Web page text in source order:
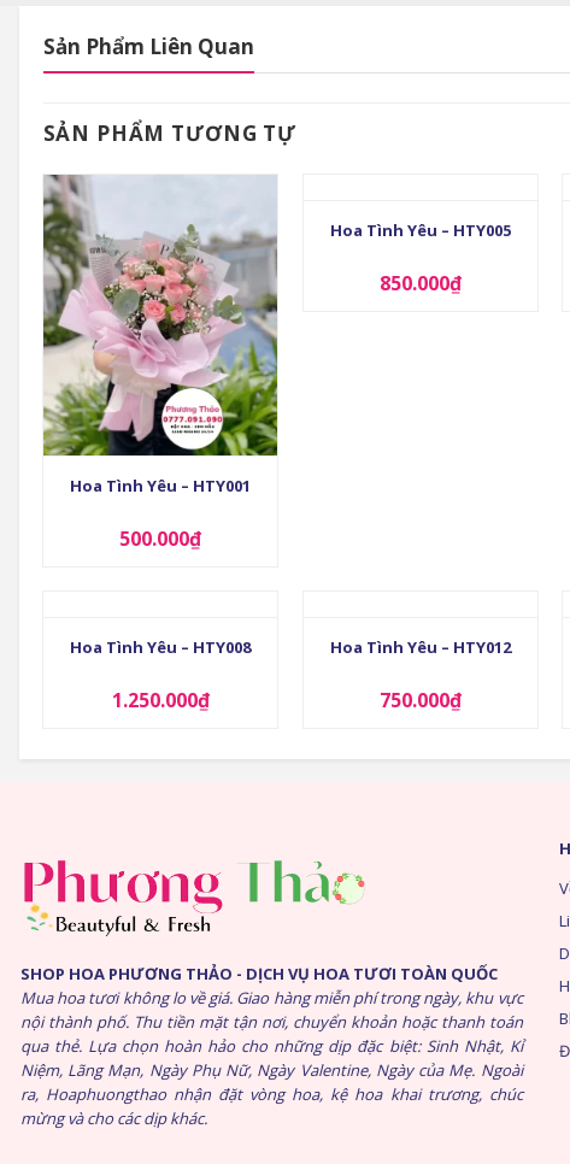
Sản Phẩm Liên Quan
SẢN PHẨM TƯƠNG TỰ
+
Hoa Tình Yêu – HTY001
500.000₫
Hoa Tình Yêu – HTY005
850.000₫
Hoa Tình Yêu – HTY008
1.250.000₫
Hoa Tình Yêu – HTY012
750.000₫
SHOP HOA PHƯƠNG THẢO - DỊCH VỤ HOA TƯƠI TOÀN QUỐC
Mua hoa tươi không lo về giá. Giao hàng miễn phí trong ngày, khu vực
nội thành phố. Thu tiền mặt tận nơi, chuyển khoản hoặc thanh toán
qua thẻ. Lựa chọn hoàn hảo cho những dịp đặc biệt: Sinh Nhật, Kỉ
Niệm, Lãng Mạn, Ngày Phụ Nữ, Ngày Valentine, Ngày của Mẹ. Ngoài
ra, Hoaphuongthao nhận đặt vòng hoa, kệ hoa khai trương, chúc
mừng và cho các dịp khác.